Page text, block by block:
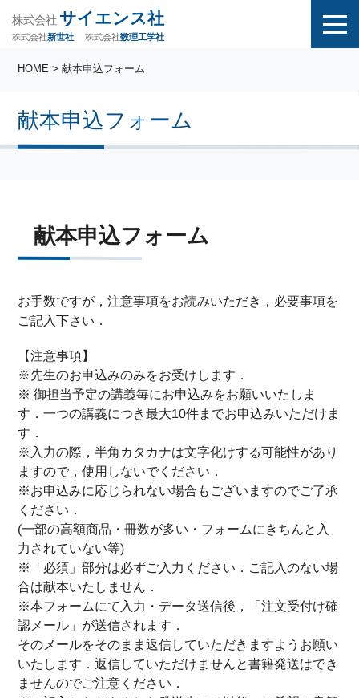
株式会社 サイエンス社
株式会社新世社 株式会社数理工学社
献本申込フォーム
HOME > 献本申込フォーム
献本申込フォーム
お手数ですが，注意事項をお読みいただき，必要事項を
ご記入下さい．
【注意事項】
※先生のお申込みのみをお受けします．
※ 御担当予定の講義毎にお申込みをお願いいたしま
す．一つの講義につき最大10件までお申込みいただけま
す．
※入力の際，半角カタカナは文字化けする可能性があり
ますので，使用しないでください．
※お申込みに応じられない場合もございますのでご了承
ください．
(一部の高額商品・冊数が多い・フォームにきちんと入
力されていない等)
※「必須」部分は必ずご入力ください．ご記入のない場
合は献本いたしません．
※本フォームにて入力・データ送信後，「注文受付け確
認メール」が送信されます．
そのメールをそのまま返信していただきますようお願い
いたします．返信していただけませんと書籍発送はでき
ませんのでご注意ください．